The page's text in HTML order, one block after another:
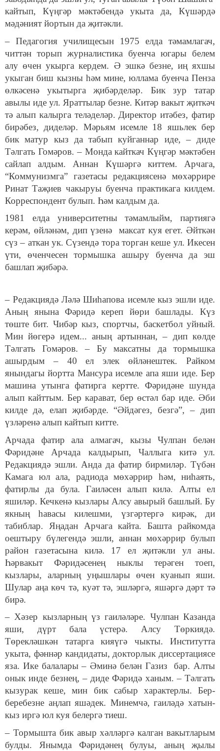
кайтып, Күңгәр мәктәбендә укыта да, Күшәрдә
мәдәният йортын да җитәкли.
– Педагогия училищесын 1975 елда тәмамлагач,
читтән торып журналистика буенча югары белем
алу өчен укырга кердем. Ә эшкә безне, иң яхшы
укыган биш кызны һәм мине, юллама буенча Пенза
өлкәсенә укытырга җибәрделәр. Бик зур татар
авылы иде ул. Яраттылар безне. Китәр вакыт җиткәч
тә алып калырга теләделәр. Директор итәбез, фатир
бирәбез, диделәр. Мәрьям исемле 18 яшьлек бер
бик матур кыз да табып куйганнар иде, – диде
Тәлгать Гомәров. – Монда кайткач Күңгәр мәктәбен
сайлап алдым. Аннан Күшәргә киттем. Арчага,
“Коммунизмга” газетасы редакциясенә мөхәррире
Ринат Таҗиев чакыруы буенча практикага килдем.
Корреспондент булып. Һәм калдым да.
1981 елда университетны тәмамлыйм, партиягә
керәм, өйләнәм, дип үзенә максат куя егет. Әйткән
сүз – аткан ук. Сүзендә тора торган кеше ул. Икесен
үти, өченчесен тормышка ашыру буенча да эш
башлап җибәрә.
– Редакциядә Ләлә Шиһапова исемле кыз эшли иде.
Аның янына Фәридә кереп йөри башлады. Күз
төште бит. Чибәр кыз, спортчы, баскетбол уйный.
Мин йөгерә идем... аның артыннан, – дип көлде
Тәлгать Гомәров. – Бу максатны да тормышка
ашырдым – 40 ел элек өйләнештек. Райком
янындагы йортта Мансура исемле апа яши иде. Бер
машина утынга фатирга кертте. Фәридәне шунда
алып кайттым. Бер карават, бер өстәл бар иде. Әби
килде дә, елап җибәрде. “Әйдәгез, безгә”, – дип
үзләренә алып кайтып китте.
Арчада фатир ала алмагач, кызы Чулпан белән
Фәридәне Арчада калдырып, Чаллыга китә ул.
Редакциядә эшли. Анда да фатир бирмиләр. Түбән
Камага юл ала, радиода мөхәррир һәм, ниһаять,
фатирлы да була. Гаиләсен алып килә. Алты ел
яшиләр. Кечкенә кызлары Алсу авырый башлый. Бу
якның һавасы килешми, үзгәртергә кирәк, ди
табиблар. Яңадан Арчага кайта. Башта райкомда
оештыру бүлегендә эшли, аннан мөхәррир булып
район газетасына килә. 17 ел җитәкли ул аны.
Һәрвакыт Фәридәсенең ныклы терәген тоеп,
кызлары, аларның уңышлары өчен куанып яши.
Шулар аңа көч тә, куәт тә, эшләргә, яшәргә дәрт тә
бирә.
– Хәзер кызларның үз гаиләләре. Чулпан Казанда
яши, дүрт бала үстерә. Алсу Төркиядә.
Төрекләшкән татарга кияүгә чыкты. Институтта
укыта, фәннәр кандидаты, докторлык диссертациясе
яза. Ике балалары – Әминә белән Газиз бар. Алты
онык инде безнең, – диде Фәридә ханым. – Тәлгать
кызурак кеше, мин бик сабыр характерлы. Бер-
беребезне аңлап яшәдек. Минемчә, гаиләдә хатын-
кыз иргә юл куя белергә тиеш.
– Тормышта бик авыр хәлләргә калган вакытларым
булды. Янымда Фәридәнең булуы, аның җылы